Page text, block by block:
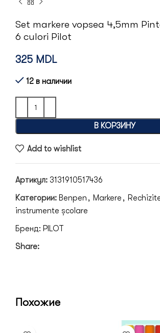
Set markere vopsea 4,5mm
6 culori Pilot
325 MDL
12 в наличии
В КОРЗИНУ
Add to wishlist
Артикул: 3131910517436
Категории: Benpen , Markere ,
instrumente școlare
Бренд: PILOT
Share:
Похожие